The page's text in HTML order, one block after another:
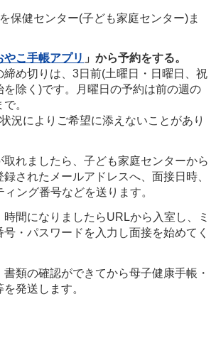
保健センター(子ども家庭センター)ま
やこ手帳アプリ 」から予約をする。
締め切りは、3日前(土曜日・日曜日、祝
を除く)です。月曜日の予約は前の週の
。
況によりご希望に添えないことがあり
取れましたら、子ども家庭センターから
されたメールアドレスへ、面接日時、
ング番号などを送ります。
時間になりましたらURLから入室し、ミ
号・パスワードを入力し面接を始めてく
書類の確認ができてから母子健康手帳・
発送します。